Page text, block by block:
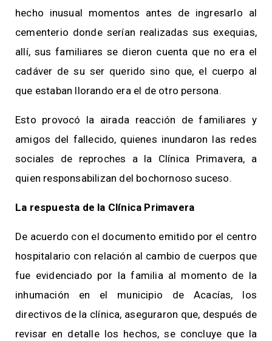
hecho inusual momentos antes de ingresarlo al
cementerio donde serían realizadas sus exequias,
allí, sus familiares se dieron cuenta que no era el
cadáver de su ser querido sino que, el cuerpo al
que estaban llorando era el de otro persona.
Esto provocó la airada reacción de familiares y
amigos del fallecido, quienes inundaron las redes
sociales de reproches a la Clínica Primavera, a
quien responsabilizan del bochornoso suceso.
La respuesta de la Clínica Primavera
De acuerdo con el documento emitido por el centro
hospitalario con relación al cambio de cuerpos que
fue evidenciado por la familia al momento de la
inhumación en el municipio de Acacías, los
directivos de la clínica, aseguraron que, después de
revisar en detalle los hechos, se concluye que la